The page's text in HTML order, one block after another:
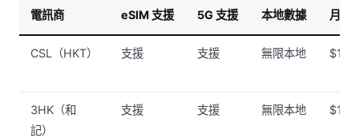
電訊商 eSIM 支援 5G 支援 本地數據 月費
CSL（HKT） 支援 支援 無限本地 $148
3HK（和
記）
支援 支援 無限本地 $138